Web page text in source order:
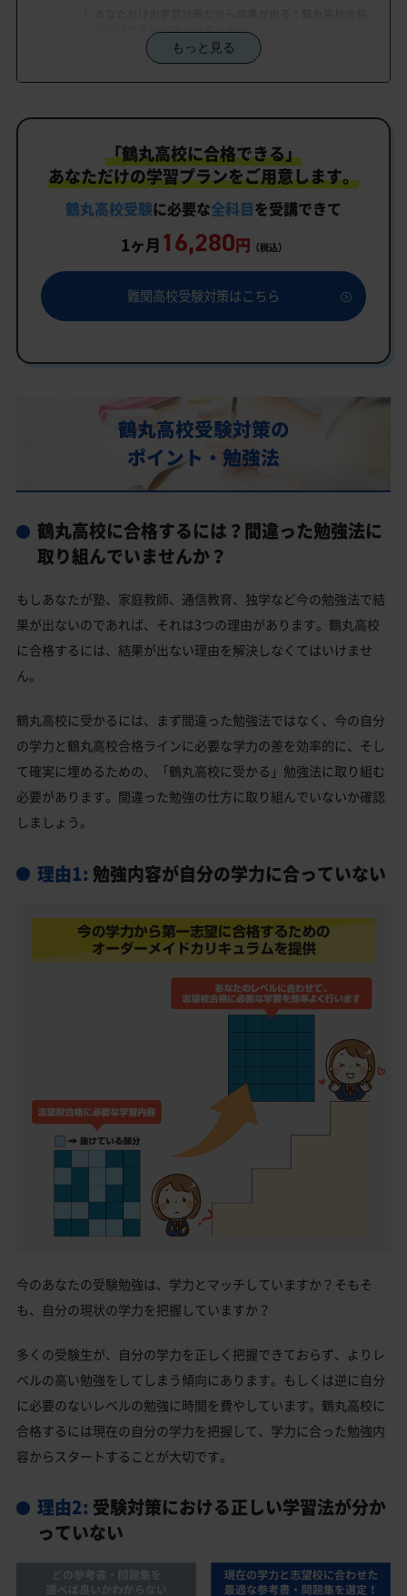
に向けた受験対策カリキュラム
学習効果をしっかり確認定着度テスト
イドカリキュラム」だから成果が出る！
カリキュラムや料金についてお気軽にご相談くださ
い
鶴丸高校受験専門のオンライン家庭教師「いつでも
クイック指導」もご用意
鶴丸高校の特徴
教育理念
鶴丸高校の偏差値
鶴丸高校合格に必要な内申点の目安
内申点の計算方法
鶴丸高校の所在地・アクセス
私立大学
鹿児島市の他の公立高校
鹿児島市の他の私立高校
鶴丸高校受験生からのよくある質問
もっと見る
「鶴丸高校に合格できる」
あなただけの学習プランをご用意します。
鶴丸高校受験に必要な全科目を受講できて
1ヶ月 16,280円 （税込）
難関高校受験対策はこちら
鶴丸高校受験対策の
ポイント・勉強法
鶴丸高校に合格するには？間違った勉強法に
取り組んでいませんか？
もしあなたが塾、家庭教師、通信教育、独学など今の勉強法で結
果が出ないのであれば、それは3つの理由があります。鶴丸高校
に合格するには、結果が出ない理由を解決しなくてはいけませ
ん。
鶴丸高校に受かるには、まず間違った勉強法ではなく、今の自分
の学力と鶴丸高校合格ラインに必要な学力の差を効率的に、そし
て確実に埋めるための、「鶴丸高校に受かる」勉強法に取り組む
必要があります。間違った勉強の仕方に取り組んでいないか確認
しましょう。
理由1: 勉強内容が自分の学力に合っていない
今のあなたの受験勉強は、学力とマッチしていますか？そもそ
も、自分の現状の学力を把握していますか？
多くの受験生が、自分の学力を正しく把握できておらず、よりレ
ベルの高い勉強をしてしまう傾向にあります。もしくは逆に自分
に必要のないレベルの勉強に時間を費やしています。鶴丸高校に
合格するには現在の自分の学力を把握して、学力に合った勉強内
容からスタートすることが大切です。
理由2: 受験対策における正しい学習法が分か
っていない